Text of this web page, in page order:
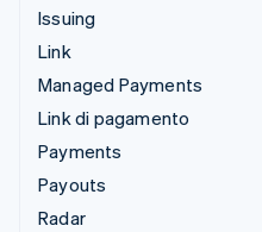
Issuing
Link
Managed Payments
Link di pagamento
Payments
Payouts
Radar